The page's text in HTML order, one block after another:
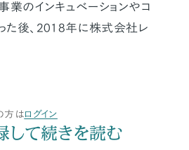
業のインキュベーションやコ
た後、2018年に株式会社レ
方はログイン
して続きを読む